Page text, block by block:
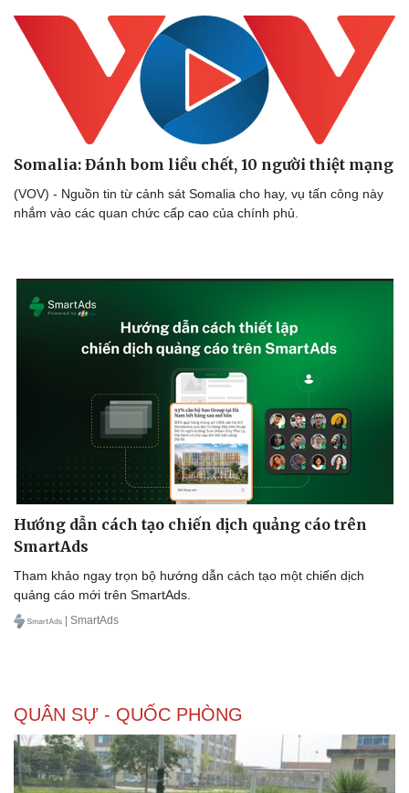
Somalia: Đánh bom liều chết, 10 người thiệt mạng
(VOV) - Nguồn tin từ cảnh sát Somalia cho hay, vụ tấn công này
nhắm vào các quan chức cấp cao của chính phủ.
Hướng dẫn cách tạo chiến dịch quảng cáo trên
SmartAds
Tham khảo ngay trọn bộ hướng dẫn cách tạo một chiến dịch
quảng cáo mới trên SmartAds.
| SmartAds
QUÂN SỰ - QUỐC PHÒNG